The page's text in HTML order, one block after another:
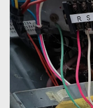
長期的なコ
エアコン工
宮城県仙台市太
ン寿命延長法
エアコン寿
再利用でエ